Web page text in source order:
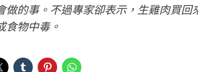
做的事。不過專家卻表示，生雞肉買
食物中毒。